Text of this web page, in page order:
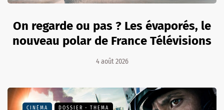
On regarde ou pas ? Les évaporés, le
nouveau polar de France Télévisions
4 août 2026
CINÉMA DOSSIER - THEMA